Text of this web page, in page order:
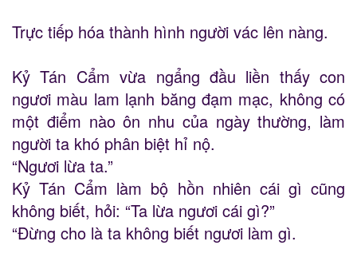
Trực tiếp hóa thành hình người vác lên nàng.
Kỷ Tán Cẩm vừa ngẩng đầu liền thấy con
ngươi màu lam lạnh băng đạm mạc, không có
một điểm nào ôn nhu của ngày thường, làm
người ta khó phân biệt hỉ nộ.
“Ngươi lừa ta.”
Kỷ Tán Cẩm làm bộ hồn nhiên cái gì cũng
không biết, hỏi: “Ta lừa ngươi cái gì?”
“Đừng cho là ta không biết ngươi làm gì.